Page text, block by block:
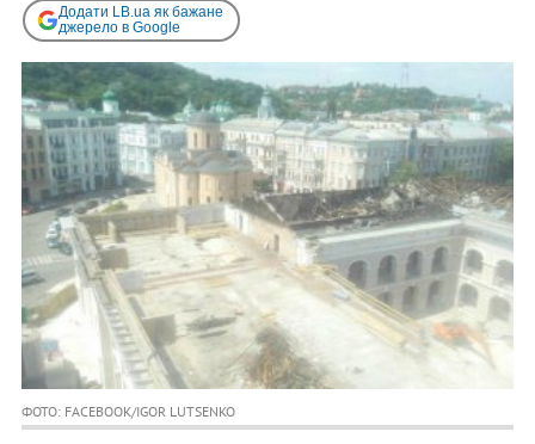
Додати LB.ua як бажане
джерело в Google
ФОТО: FACEBOOK/IGOR LUTSENKO